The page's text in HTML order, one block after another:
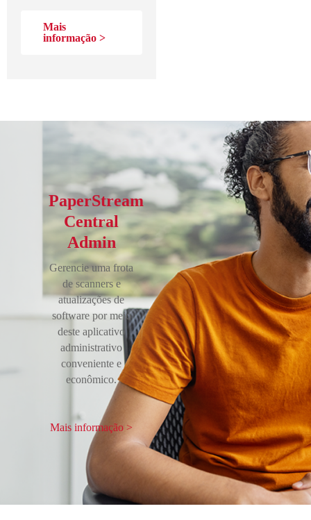
Mais
informação >
PaperStream
Central
Admin
Gerencie uma frota
de scanners e
atualizações de
software por meio
deste aplicativo
administrativo
conveniente e
econômico.
Mais informação >